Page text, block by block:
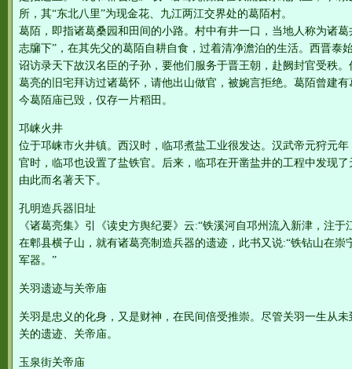
所，其“东北八里”为现金花、九江两江交界处的葛陌村。
葛陌，即指诸葛桑园和田间的小路。村中有井一口，当地人称为诸
志牖下”，在其先父的葛陌自耕自食，过着清净澹泊的生活。西晋泰
诏访录天下故汉名臣的子孙，要他们服务于晋王朝，赴阙封官受秩
葛亮的旧宅拜访过诸葛怀，请他出山做官，被婉言拒绝。葛陌曾建
今葛陌庙已毁，仅存一片稻田。
邛崃火井
位于邛崃市火井镇。西汉时，临邛煮盐工业很发达。汉武帝元狩元
官时，临邛也设置了盐铁官。后来，临邛在开凿盐井的工程中发现
由此而名著天下。
孔明造兵器旧址
《诸葛亮集》引《读史方舆纪要》云:“铁溪河自邛州流入新津，注
在郫县横子山，就有诸葛亮制造兵器的遗迹，此书又说:“铁钻山在
军器。”
关羽遗迹与关帝庙
关羽是忠义的化身，又是财神，在民间倍受推崇。尽管关羽一生从
关的遗迹、关帝庙。
玉泉街关帝庙